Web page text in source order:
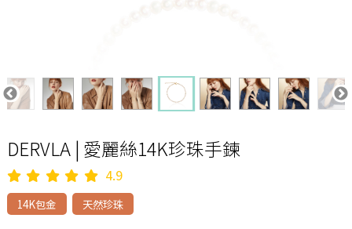
DERVLA | 愛麗絲14K珍珠手鍊
4.9
14K包金 天然珍珠